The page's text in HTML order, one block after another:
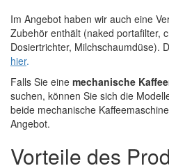
Im Angebot haben wir auch eine
Zubehör enthält (naked portafilter,
Dosiertrichter, Milchschaumdüse).
hier.
Falls Sie eine mechanische
suchen, können Sie sich die
beide mechanische
Angebot.
Vorteile des